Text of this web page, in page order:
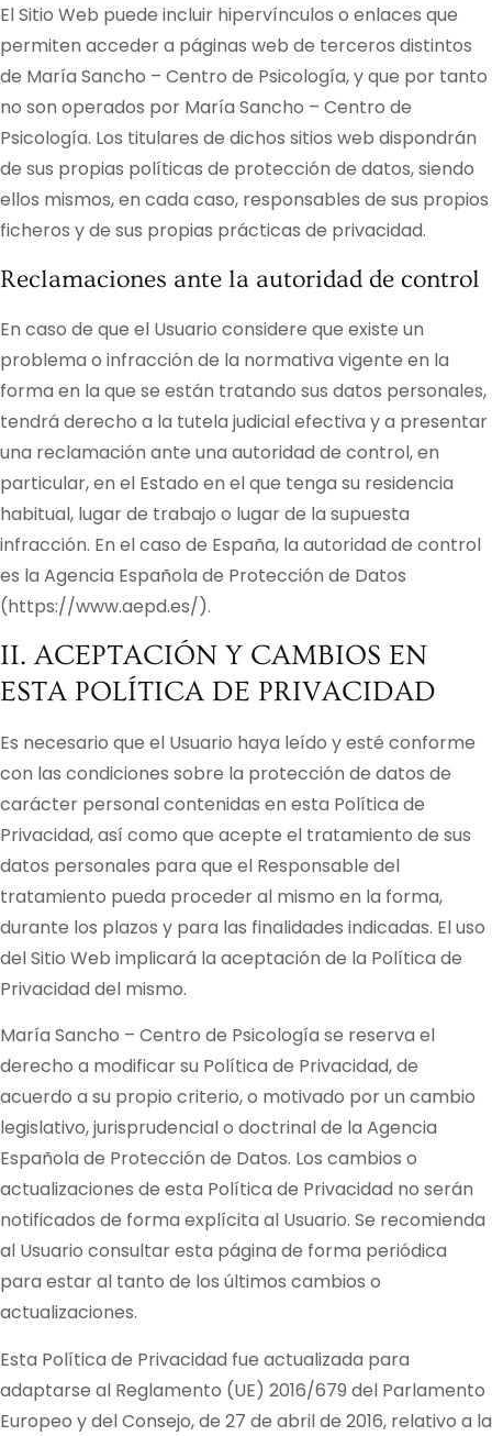
El Sitio Web puede incluir hipervínculos o enlaces que
permiten acceder a páginas web de terceros distintos
de María Sancho – Centro de Psicología, y que por tanto
no son operados por María Sancho – Centro de
Psicología. Los titulares de dichos sitios web dispondrán
de sus propias políticas de protección de datos, siendo
ellos mismos, en cada caso, responsables de sus propios
ficheros y de sus propias prácticas de privacidad.
Reclamaciones ante la autoridad de control
En caso de que el Usuario considere que existe un
problema o infracción de la normativa vigente en la
forma en la que se están tratando sus datos personales,
tendrá derecho a la tutela judicial efectiva y a presentar
una reclamación ante una autoridad de control, en
particular, en el Estado en el que tenga su residencia
habitual, lugar de trabajo o lugar de la supuesta
infracción. En el caso de España, la autoridad de control
es la Agencia Española de Protección de Datos
(https://www.aepd.es/).
II. ACEPTACIÓN Y CAMBIOS EN
ESTA POLÍTICA DE PRIVACIDAD
Es necesario que el Usuario haya leído y esté conforme
con las condiciones sobre la protección de datos de
carácter personal contenidas en esta Política de
Privacidad, así como que acepte el tratamiento de sus
datos personales para que el Responsable del
tratamiento pueda proceder al mismo en la forma,
durante los plazos y para las finalidades indicadas. El uso
del Sitio Web implicará la aceptación de la Política de
Privacidad del mismo.
María Sancho – Centro de Psicología se reserva el
derecho a modificar su Política de Privacidad, de
acuerdo a su propio criterio, o motivado por un cambio
legislativo, jurisprudencial o doctrinal de la Agencia
Española de Protección de Datos. Los cambios o
actualizaciones de esta Política de Privacidad no serán
notificados de forma explícita al Usuario. Se recomienda
al Usuario consultar esta página de forma periódica
para estar al tanto de los últimos cambios o
actualizaciones.
Esta Política de Privacidad fue actualizada para
adaptarse al Reglamento (UE) 2016/679 del Parlamento
Europeo y del Consejo, de 27 de abril de 2016, relativo a la